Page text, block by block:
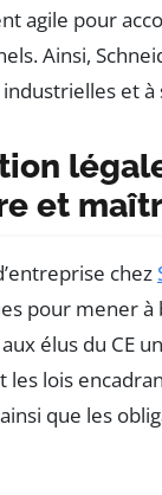
agile pour
Ainsi,
et
et
chez
pour mener à
élus du CE
les lois
que les